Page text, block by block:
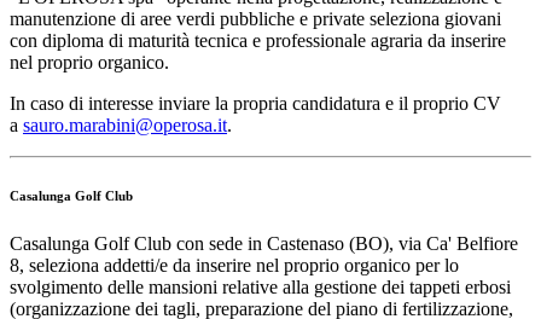
manutenzione di aree verdi pubbliche e private seleziona giovani
con diploma di maturità tecnica e professionale agraria da inserire
nel proprio organico.
In caso di interesse inviare la propria candidatura e il proprio CV
a sauro.marabini@operosa.it.
Casalunga Golf Club
Casalunga Golf Club con sede in Castenaso (BO), via Ca' Belfiore
8, seleziona addetti/e da inserire nel proprio organico per lo
svolgimento delle mansioni relative alla gestione dei tappeti erbosi
(organizzazione dei tagli, preparazione del piano di fertilizzazione,